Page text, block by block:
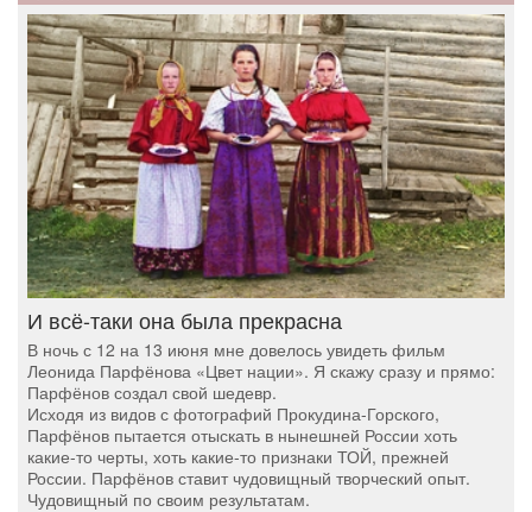
И всё-таки она была прекрасна
В ночь с 12 на 13 июня мне довелось увидеть фильм
Леонида Парфёнова «Цвет нации». Я скажу сразу и прямо:
Парфёнов создал свой шедевр.
Исходя из видов с фотографий Прокудина-Горского,
Парфёнов пытается отыскать в нынешней России хоть
какие-то черты, хоть какие-то признаки ТОЙ, прежней
России. Парфёнов ставит чудовищный творческий опыт.
Чудовищный по своим результатам.